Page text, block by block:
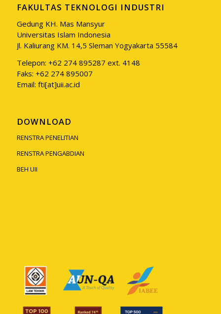
FAKULTAS TEKNOLOGI INDUSTRI
Gedung KH. Mas Mansyur
Universitas Islam Indonesia
Jl. Kaliurang KM. 14,5 Sleman Yogyakarta 55584
Telepon: +62 274 895287 ext. 4148
Faks: +62 274 895007
Email: fti[at]uii.ac.id
DOWNLOAD
RENSTRA PENELITIAN
RENSTRA PENGABDIAN
BEH UII